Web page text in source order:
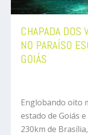
CHAPADA DOS
NO PARAÍSO
GOIÁS
Englobando oito
estado de Goiás
230km de